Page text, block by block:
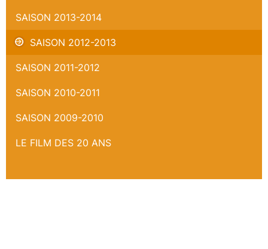
SAISON 2013-2014
SAISON 2012-2013
SAISON 2011-2012
SAISON 2010-2011
SAISON 2009-2010
LE FILM DES 20 ANS